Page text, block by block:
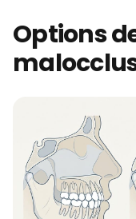
Options